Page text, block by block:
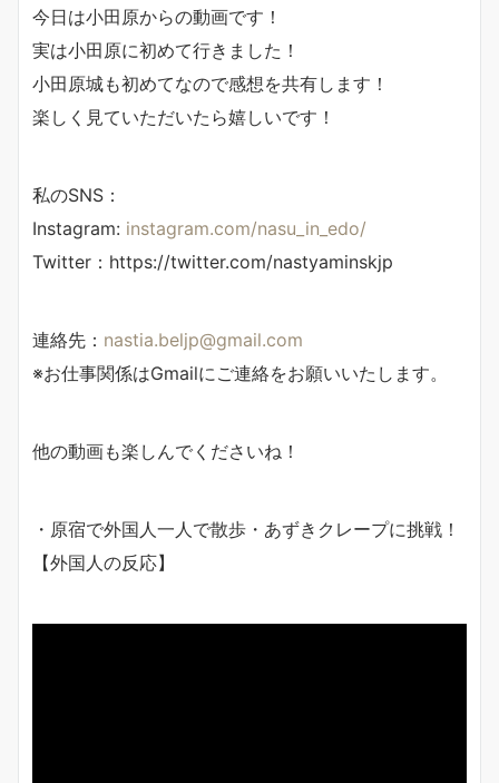
今日は小田原からの動画です！
実は小田原に初めて行きました！
小田原城も初めてなので感想を共有します！
楽しく見ていただいたら嬉しいです！
私のSNS：
Instagram: instagram.com/nasu_in_edo/
Twitter：https://twitter.com/nastyaminskjp
連絡先： nastia.beljp@gmail.com
※お仕事関係はGmailにご連絡をお願いいたします。
他の動画も楽しんでくださいね！
・原宿で外国人一人で散歩・あずきクレープに挑戦！
【外国人の反応】